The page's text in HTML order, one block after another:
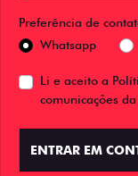
Preferência de
Whatsapp
Li e aceito a
comunicações
ENTRAR EM